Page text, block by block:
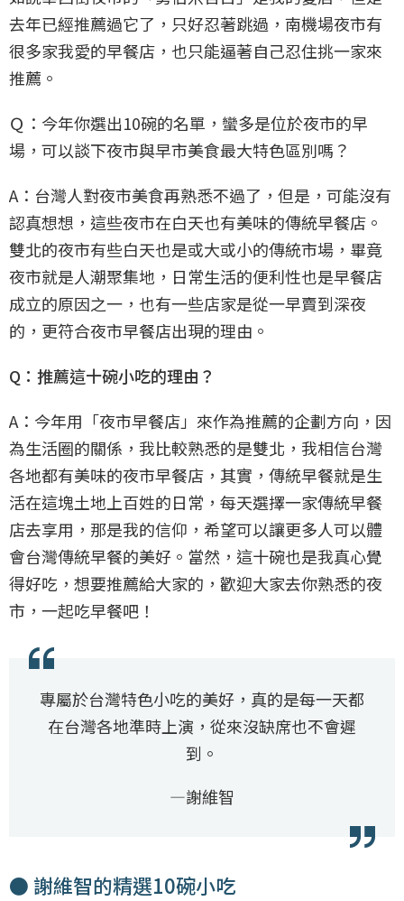
去年已經推薦過它了，只好忍著跳過，南機場夜市有
很多家我愛的早餐店，也只能逼著自己忍住挑一家來
推薦。
Ｑ：今年你選出10碗的名單，蠻多是位於夜市的早
場，可以談下夜市與早市美食最大特色區別嗎？
A：台灣人對夜市美食再熟悉不過了，但是，可能沒有
認真想想，這些夜市在白天也有美味的傳統早餐店。
雙北的夜市有些白天也是或大或小的傳統市場，畢竟
夜市就是人潮聚集地，日常生活的便利性也是早餐店
成立的原因之一，也有一些店家是從一早賣到深夜
的，更符合夜市早餐店出現的理由。
Q：推薦這十碗小吃的理由？
A：今年用「夜市早餐店」來作為推薦的企劃方向，因
為生活圈的關係，我比較熟悉的是雙北，我相信台灣
各地都有美味的夜市早餐店，其實，傳統早餐就是生
活在這塊土地上百姓的日常，每天選擇一家傳統早餐
店去享用，那是我的信仰，希望可以讓更多人可以體
會台灣傳統早餐的美好。當然，這十碗也是我真心覺
得好吃，想要推薦給大家的，歡迎大家去你熟悉的夜
市，一起吃早餐吧！
專屬於台灣特色小吃的美好，真的是每一天都
在台灣各地準時上演，從來沒缺席也不會遲
到。
—謝維智
● 謝維智的精選10碗小吃